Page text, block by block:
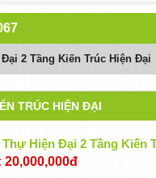
2 Tầng Kiến Trúc Hiện Đại
TRÚC HIỆN ĐẠI
Thự Hiện Đại 2 Tầng Kiến
20,000,000đ